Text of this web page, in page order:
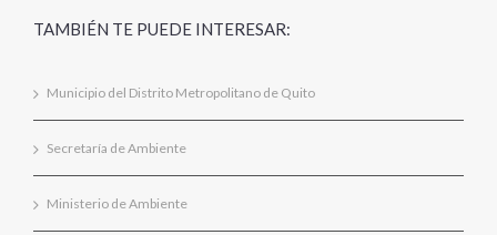
TAMBIÉN TE PUEDE INTERESAR:
Municipio del Distrito Metropolitano de Quito
Secretaría de Ambiente
Ministerio de Ambiente